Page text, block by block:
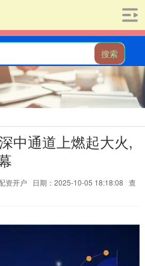
搜索
中通道上燃起大火,
资开户 日期：2025-10-05 18:18:08 查